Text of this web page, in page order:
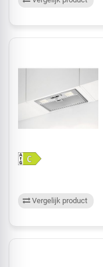
Vergelijk product